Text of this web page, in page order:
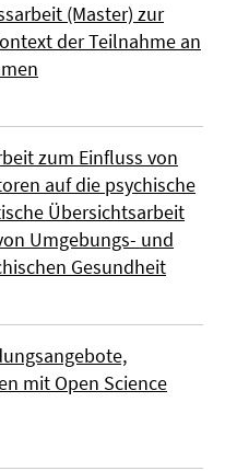
(Master) zur
der Teilnahme an
zum Einfluss von
auf die psychische
Übersichtsarbeit
Umgebungs- und
Gesundheit
mit Open Science